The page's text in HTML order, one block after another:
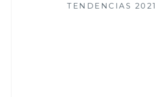
TENDENCIAS 2021